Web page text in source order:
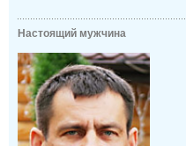
Настоящий мужчина